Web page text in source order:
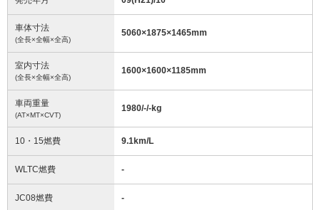
車体寸法
(全長×全幅×全高)
5060×1875×1465mm
室内寸法
(全長×全幅×全高)
1600×1600×1185mm
車両重量
(AT×MT×CVT)
1980/-/-kg
10・15燃費 9.1km/L
WLTC燃費 -
JC08燃費 -